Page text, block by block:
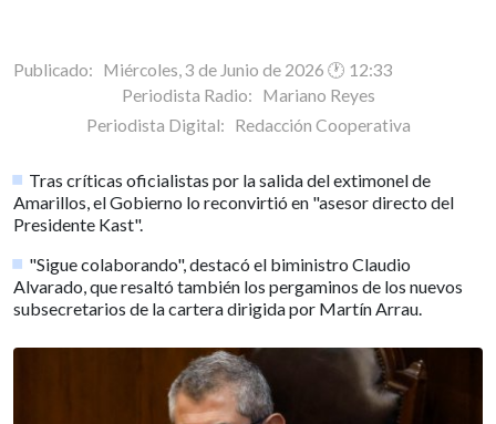
Publicado: Miércoles, 3 de Junio de 2026 🕐 12:33
Periodista Radio: Mariano Reyes
Periodista Digital: Redacción Cooperativa
Tras críticas oficialistas por la salida del extimonel de
Amarillos, el Gobierno lo reconvirtió en "asesor directo del
Presidente Kast".
"Sigue colaborando", destacó el biministro Claudio
Alvarado, que resaltó también los pergaminos de los nuevos
subsecretarios de la cartera dirigida por Martín Arrau.